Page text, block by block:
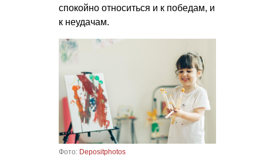
спокойно относиться и к победам, и
к неудачам.
Фото: Depositphotos